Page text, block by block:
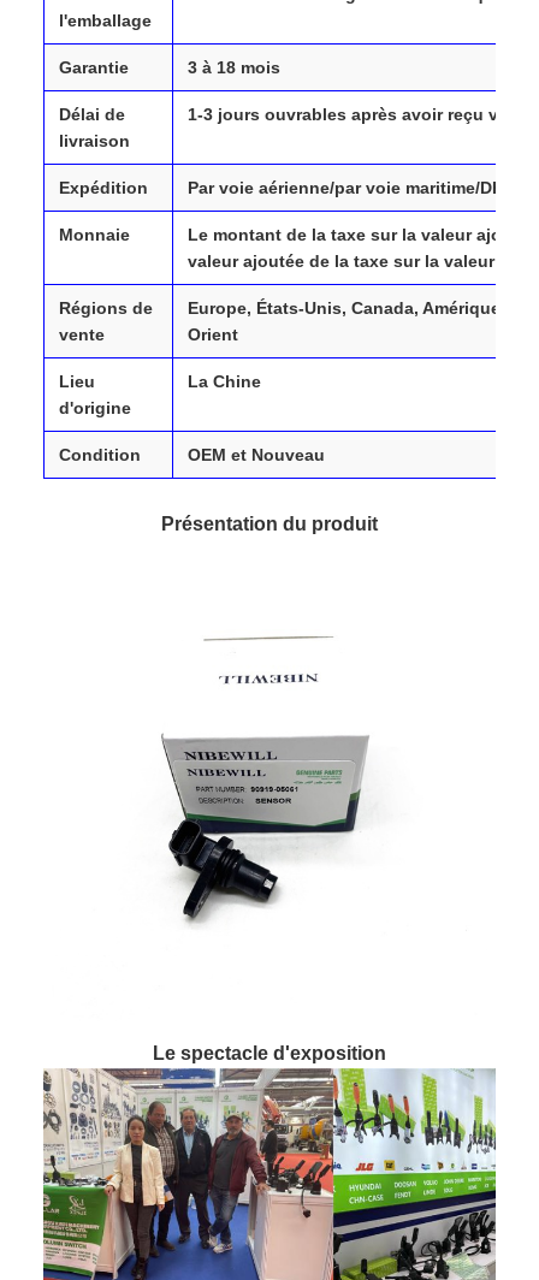
l'emballage
Garantie 3 à 18 mois
Délai de
livraison
1-3 jours ouvrables après avoir reçu votre
Expédition Par voie aérienne/par voie maritime/DHL/
Monnaie
Le montant de la taxe sur la valeur
valeur ajoutée de la taxe sur la valeur
Régions de
vente
Europe, États-Unis, Canada, Amérique du
Orient
Lieu
d'origine
La Chine
Condition OEM et Nouveau
Présentation du produit
Le spectacle d'exposition